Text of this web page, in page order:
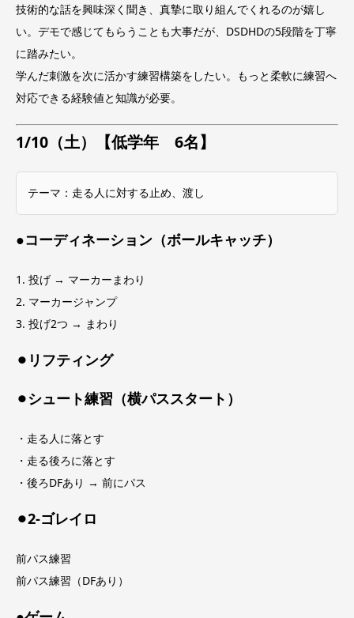
技術的な話を興味深く聞き、真摯に取り組んでくれるのが嬉し
い。デモで感じてもらうことも大事だが、DSDHDの5段階を丁寧
に踏みたい。
学んだ刺激を次に活かす練習構築をしたい。もっと柔軟に練習へ
対応できる経験値と知識が必要。
1/10（土）【低学年 6名】
テーマ：走る人に対する止め、渡し
●コーディネーション（ボールキャッチ）
1. 投げ → マーカーまわり
2. マーカージャンプ
3. 投げ2つ → まわり
⚫︎リフティング
⚫︎シュート練習（横パススタート）
・走る人に落とす
・走る後ろに落とす
・後ろDFあり → 前にパス
⚫︎2-ゴレイロ
前パス練習
前パス練習（DFあり）